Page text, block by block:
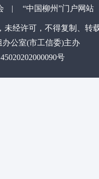
| “中国柳州”门户网站
未经许可，不得复制、转
公室(市工信委)主办
号